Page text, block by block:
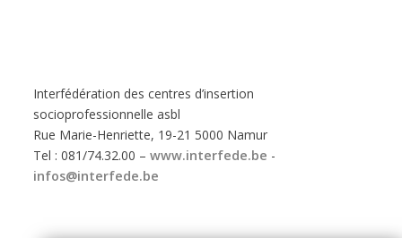
Interfédération des centres d’insertion
socioprofessionnelle asbl
Rue Marie-Henriette, 19-21 5000 Namur
Tel : 081/74.32.00 –www.interfede.be -
infos@interfede.be